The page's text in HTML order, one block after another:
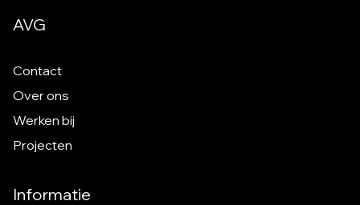
AVG
Contact
Over ons
Werken bij
Projecten
Informatie